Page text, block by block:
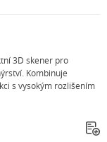
3D skener pro
Kombinuje
s vysokým rozlišením